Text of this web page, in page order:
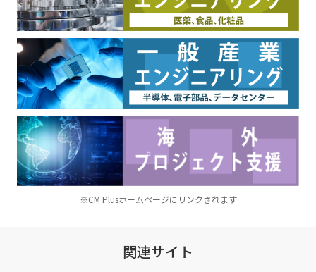
※CM Plusホームページにリンクされます
関連サイト